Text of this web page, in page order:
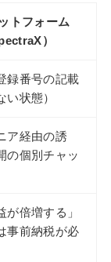
トフォーム
）
録番号の記載
い状態）
ア経由の誘
の個別チャッ
が倍増する」
事前納税が必